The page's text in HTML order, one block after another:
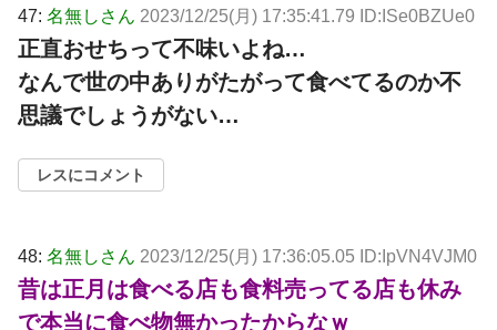
47: 名無しさん 2023/12/25(月) 17:35:41.79 ID:ISe0BZUe0
正直おせちって不味いよね…
なんで世の中ありがたがって食べてるのか不
思議でしょうがない…
レスにコメント
48: 名無しさん 2023/12/25(月) 17:36:05.05 ID:IpVN4VJM0
昔は正月は食べる店も食料売ってる店も休み
で本当に食べ物無かったからなｗ